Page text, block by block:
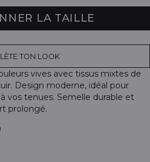
LA TAILLE
TON LOOK
vives avec tissus mixtes de
Design moderne, idéal pour
vos tenues. Semelle durable et
prolongé.